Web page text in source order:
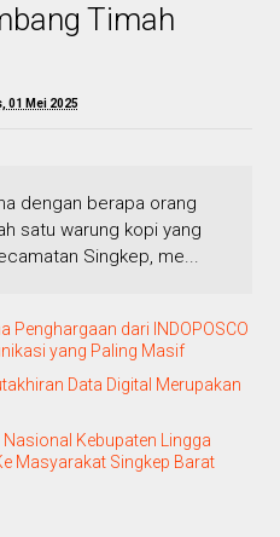
Timah
01 Mei 2025
dengan berapa orang
satu warung kopi yang
Singkep, me...
Penghargaan dari INDOPOSCO
yang Paling Masif
Data Digital Merupakan
Kebupaten Lingga
Masyarakat Singkep Barat